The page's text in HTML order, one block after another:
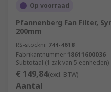
Op voorraad
Pfannenberg Fan Filter,
200mm
RS-stocknr. 744-4618
Fabrikantnummer 18611600036
Subtotaal (1 zak van 5 eenheden)
€ 149,84(excl. BTW)
Aantal